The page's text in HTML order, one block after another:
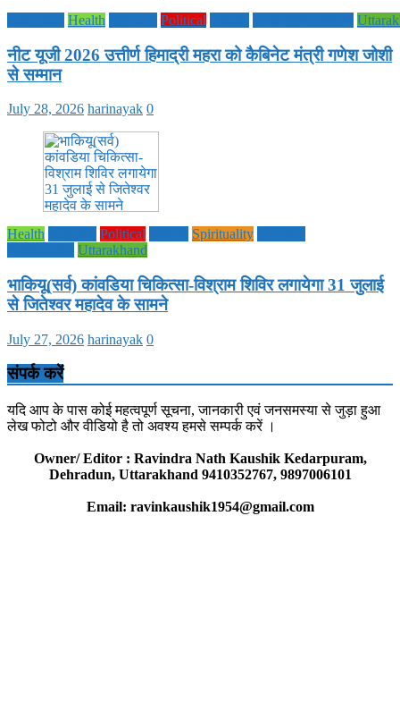
Health Political
नीट यूजी 2026 उत्तीर्ण हिमाद्री महरा को कैबिनेट मंत्री गणेश जोशी
से सम्मान
July 28, 2026 harinayak 0
Health Political Spirituality
Uttarakhand
भाकियू(सर्व) कांवडिया चिकित्सा-विश्राम शिविर लगायेगा 31 जुलाई
से जितेश्वर महादेव के सामने
July 27, 2026 harinayak 0
संपर्क करें
यदि आप के पास कोई महत्वपूर्ण सूचना, जानकारी एवं जनसमस्या से जुड़ा हुआ
लेख फोटो और वीडियो है तो अवश्य हमसे सम्पर्क करें ।
Owner/ Editor : Ravindra Nath Kaushik Kedarpuram,
Dehradun, Uttarakhand 9410352767, 9897006101
Email: ravinkaushik1954@gmail.com